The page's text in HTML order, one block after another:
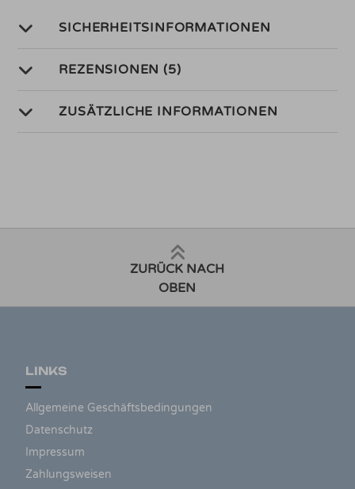
SICHERHEITSINFORMATIONEN
REZENSIONEN (5)
ZUSÄTZLICHE INFORMATIONEN
ZURÜCK NACH
OBEN
LINKS
Allgemeine Geschäftsbedingungen
Datenschutz
Impressum
Zahlungsweisen